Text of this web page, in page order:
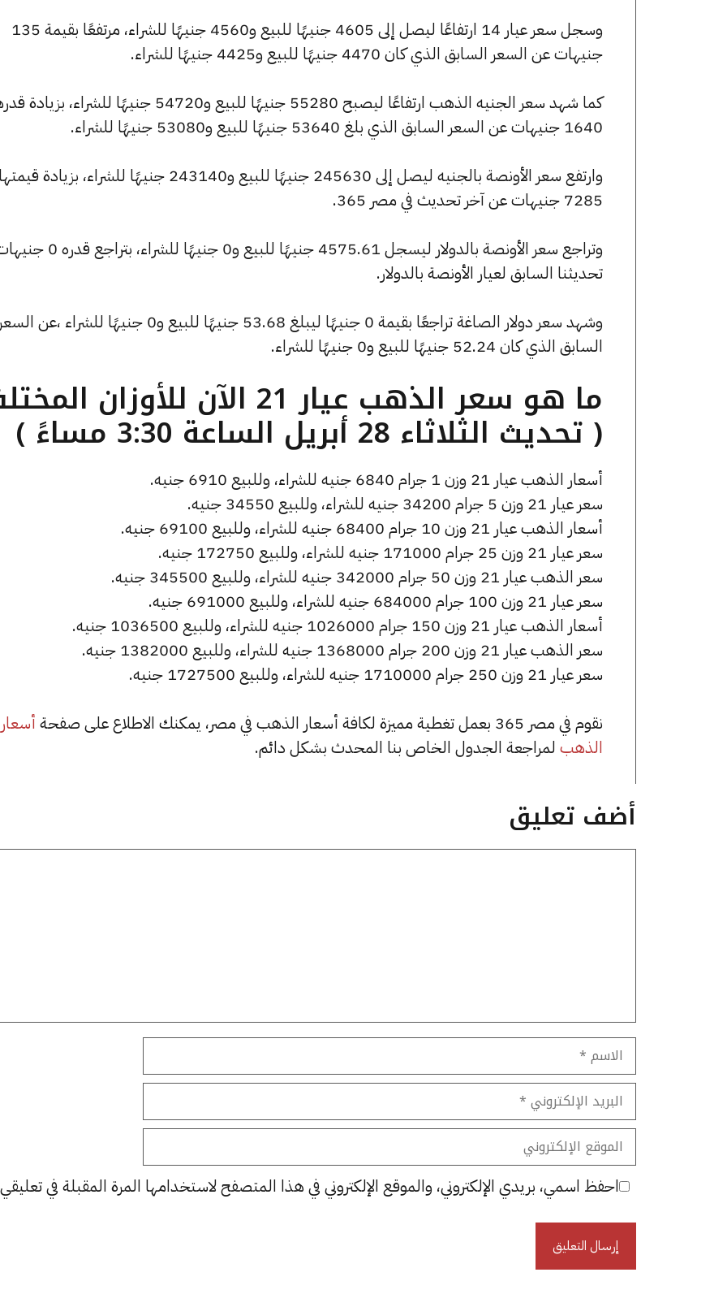
وسجل سعر عيار 14 ارتفاعًا ليصل إلى 4605 جنيهًا للبيع و4560 جنيهًا للشراء، مرتفعًا بقيمة 135
جنيهات عن السعر السابق الذي كان 4470 جنيهًا للبيع و4425 جنيهًا للشراء.
كما شهد سعر الجنيه الذهب ارتفاعًا ليصبح 55280 جنيهًا للبيع و54720 جنيهًا للشراء،
1640 جنيهات عن السعر السابق الذي بلغ 53640 جنيهًا للبيع و53080 جنيهًا للشراء.
وارتفع سعر الأونصة بالجنيه ليصل إلى 245630 جنيهًا للبيع و243140 جنيهًا للشراء، بزيادة قيمتها
7285 جنيهات عن آخر تحديث في مصر 365.
وتراجع سعر الأونصة بالدولار ليسجل 4575.61 جنيهًا
تحديثنا السابق لعيار الأونصة بالدولار.
وشهد سعر دولار الصاغة تراجعًا بقيمة 0 جنيهًا ليبلغ 53.68 جنيهًا للبيع و0 جنيهًا للشراء ،عن السعر
السابق الذي كان 52.24 جنيهًا للبيع و0 جنيهًا للشراء.
ما هو سعر الذهب عيار 21 الآن للأوزان
( تحديث الثلاثاء 28 أبريل الساعة 3:30 مساءً )
أسعار الذهب عيار 21 وزن 1 جرام 6840 جنيه للشراء، وللبيع 6910 جنيه.
سعر عيار 21 وزن 5 جرام 34200 جنيه للشراء، وللبيع 34550 جنيه.
أسعار الذهب عيار 21 وزن 10 جرام 68400 جنيه للشراء، وللبيع 69100 جنيه.
سعر عيار 21 وزن 25 جرام 171000 جنيه للشراء، وللبيع 172750 جنيه.
سعر الذهب عيار 21 وزن 50 جرام 342000 جنيه للشراء، وللبيع 345500 جنيه.
سعر عيار 21 وزن 100 جرام 684000 جنيه للشراء، وللبيع 691000 جنيه.
أسعار الذهب عيار 21 وزن 150 جرام 1026000 جنيه للشراء، وللبيع 1036500 جنيه.
سعر الذهب عيار 21 وزن 200 جرام 1368000 جنيه للشراء، وللبيع 1382000 جنيه.
سعر عيار 21 وزن 250 جرام 1710000 جنيه للشراء، وللبيع 1727500 جنيه.
نقوم في مصر 365 بعمل تغطية مميزة لكافة أسعار الذهب في مصر، يمكنك الاطلاع على صفحة
أسعار
الذهب لمراجعة الجدول الخاص بنا المحدث بشكل دائم.
أضف تعليق
الاسم
البريد
الإلكتروني
الموقع
الإلكتروني
احفظ اسمي، بريدي الإلكتروني، والموقع الإلكتروني في هذا المتصفح لاستخدامها المرة المقبلة في